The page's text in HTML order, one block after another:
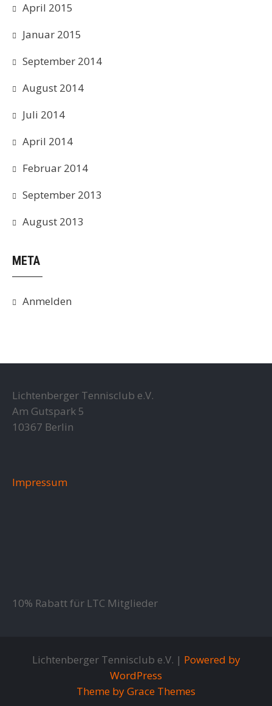
April 2015
Januar 2015
September 2014
August 2014
Juli 2014
April 2014
Februar 2014
September 2013
August 2013
META
Anmelden
Lichtenberger Tennisclub e.V.
Am Gutspark 5
10367 Berlin
Impressum
10% Rabatt für LTC Mitglieder
Lichtenberger Tennisclub e.V. | Powered by
WordPress
Theme by Grace Themes